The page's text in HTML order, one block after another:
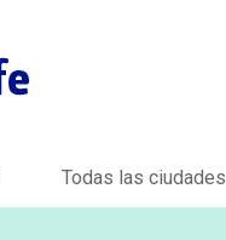
Ir al inicio
level Todas las ciudades